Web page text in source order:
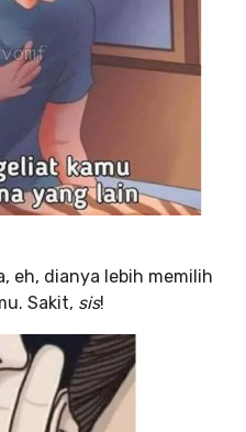
eh, dianya lebih memilih
Sakit, sis!